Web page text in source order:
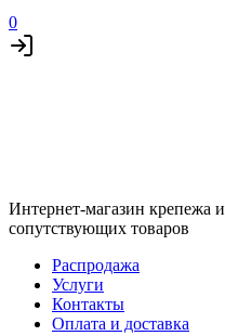
0
Интернет-магазин крепежа и
сопутствующих товаров
Распродажа
Услуги
Контакты
Оплата и доставка